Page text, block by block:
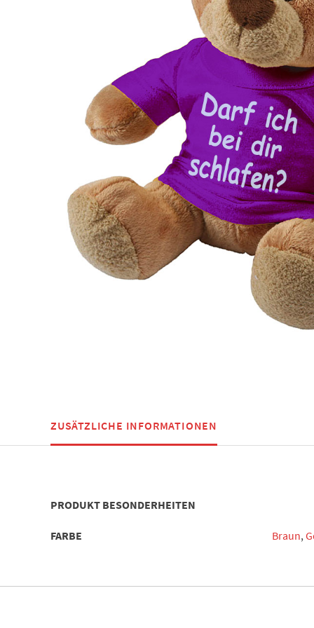
ZUSÄTZLICHE INFORMATIONEN
PRODUKT BESONDERHEITEN
FARBE Braun,